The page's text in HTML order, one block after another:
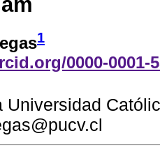
1
0000-0001-
Universidad